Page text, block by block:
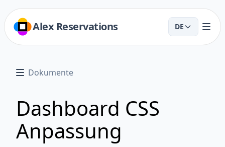
Alex Reservations DE
Dokumente
Dashboard CSS
Anpassung